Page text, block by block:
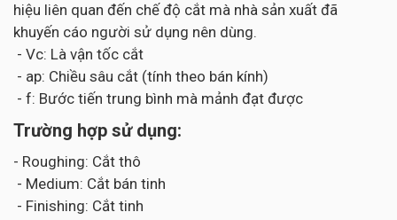
hiệu liên quan đến chế độ cắt mà nhà sản xuất đã
khuyến cáo người sử dụng nên dùng.
- Vc: Là vận tốc cắt
- ap: Chiều sâu cắt (tính theo bán kính)
- f: Bước tiến trung bình mà mảnh đạt được
Trường hợp sử dụng:
- Roughing: Cắt thô
- Medium: Cắt bán tinh
- Finishing: Cắt tinh